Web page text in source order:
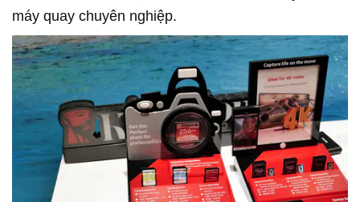
máy quay chuyên nghiệp.